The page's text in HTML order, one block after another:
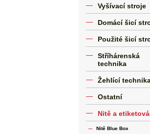
Vyšívací stroje
Domácí šicí
Použité šicí
Stříhárenská
technika
Žehlící
Ostatní
Nitě a
Nitě Blue Box